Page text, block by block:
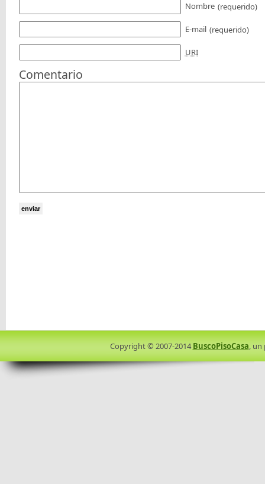
Nombre (requerido)
E-mail (requerido)
URI
Comentario
Copyright © 2007-2014BuscoPisoCasa,